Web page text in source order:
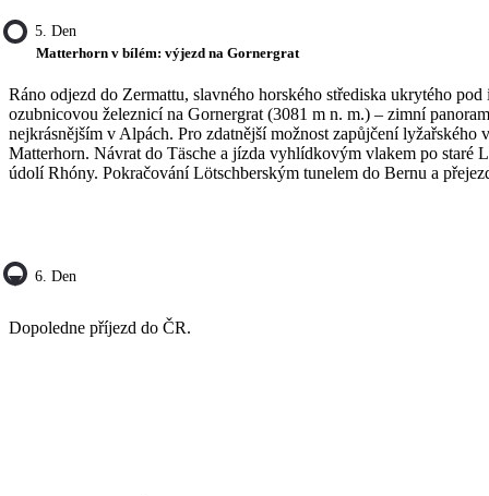
5. Den
Matterhorn v bílém: výjezd na Gornergrat
Ráno odjezd do Zermattu, slavného horského střediska ukrytého
ozubnicovou železnicí na Gornergrat (3081 m n. m.) – zimní
nejkrásnějším v Alpách. Pro zdatnější možnost zapůjčení lyžařského
Matterhorn. Návrat do Täsche a jízda vyhlídkovým vlakem po staré
údolí Rhóny. Pokračování Lötschberským tunelem do Bernu a
6. Den
Dopoledne příjezd do ČR.